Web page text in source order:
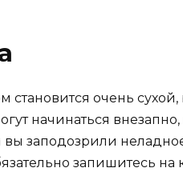
становится очень
начинаться
заподозрили
запишитесь на